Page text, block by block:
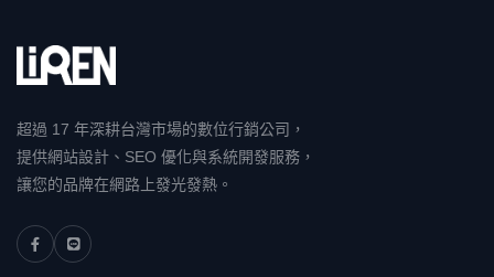
超過 17 年深耕台灣市場的數位行銷公司，
提供網站設計、SEO 優化與系統開發服務，
讓您的品牌在網路上發光發熱。